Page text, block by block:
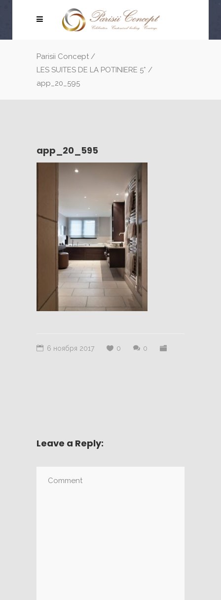
Parisii Concept /
LES SUITES DE LA POTINIERE 5* /
app_20_595
app_20_595
6 ноября 2017 0 0
Leave a Reply: